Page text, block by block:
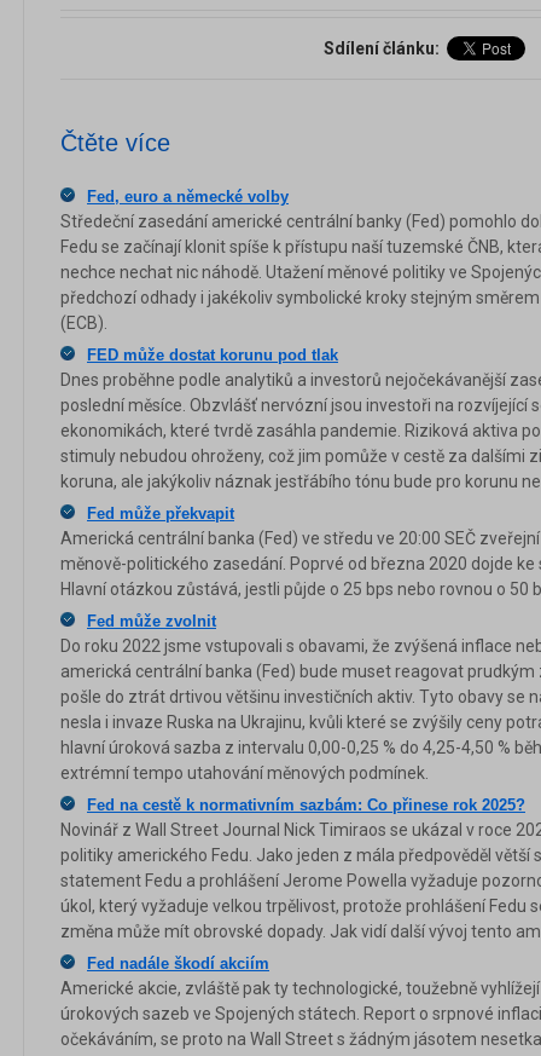
Sdílení článku:
Čtěte více
Fed, euro a německé volby
Středeční zasedání americké centrální banky (Fed) pomohlo
Fedu se začínají klonit spíše k přístupu naší tuzemské ČNB,
nechce nechat nic náhodě. Utažení měnové politiky ve
předchozí odhady i jakékoliv symbolické kroky stejným
(ECB).
FED může dostat korunu pod tlak
Dnes proběhne podle analytiků a investorů nejočekávanější
poslední měsíce. Obzvlášť nervózní jsou investoři na rozvíjející
ekonomikách, které tvrdě zasáhla pandemie. Riziková aktiva
stimuly nebudou ohroženy, což jim pomůže v cestě za dalšími
koruna, ale jakýkoliv náznak jestřábího tónu bude pro korunu
Fed může překvapit
Americká centrální banka (Fed) ve středu ve 20:00 SEČ
měnově-politického zasedání. Poprvé od března 2020 dojde ke
Hlavní otázkou zůstává, jestli půjde o 25 bps nebo rovnou o 50
Fed může zvolnit
Do roku 2022 jsme vstupovali s obavami, že zvýšená inflace
americká centrální banka (Fed) bude muset reagovat
pošle do ztrát drtivou většinu investičních aktiv. Tyto obavy se
nesla i invaze Ruska na Ukrajinu, kvůli které se zvýšily ceny
hlavní úroková sazba z intervalu 0,00-0,25 % do 4,25-4,50 %
extrémní tempo utahování měnových podmínek.
Fed na cestě k normativním sazbám: Co přinese rok 2025?
Novinář z Wall Street Journal Nick Timiraos se ukázal v roce
politiky amerického Fedu. Jako jeden z mála předpověděl
statement Fedu a prohlášení Jerome Powella vyžaduje
úkol, který vyžaduje velkou trpělivost, protože prohlášení Fedu
změna může mít obrovské dopady. Jak vidí další vývoj tento
Fed nadále škodí akciím
Americké akcie, zvláště pak ty technologické, toužebně
úrokových sazeb ve Spojených státech. Report o srpnové
očekáváním, se proto na Wall Street s žádným jásotem